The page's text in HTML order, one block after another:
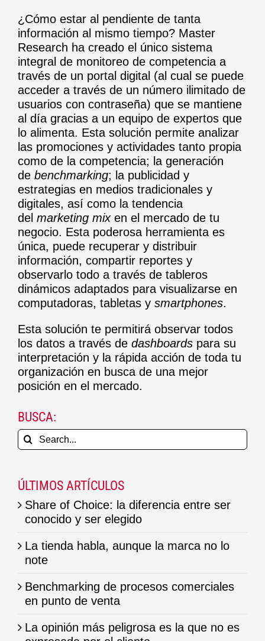
¿Cómo estar al pendiente de tanta
información al mismo tiempo? Master
Research ha creado el único sistema
integral de monitoreo de competencia a
través de un portal digital (al cual se puede
acceder a través de un número ilimitado de
usuarios con contraseña) que se mantiene
al día gracias a un equipo de expertos que
lo alimenta. Esta solución permite analizar
las promociones y actividades tanto propia
como de la competencia; la generación
de benchmarking; la publicidad y
estrategias en medios tradicionales y
digitales, así como la tendencia
del marketing mixen el mercado de tu
negocio. Esta poderosa herramienta es
única, puede recuperar y distribuir
información, compartir reportes y
observarlo todo a través de tableros
dinámicos adaptados para visualizarse en
computadoras, tabletas y smartphones.
Esta solución te permitirá observar todos
los datos a través de dashboards para su
interpretación y la rápida acción de toda tu
organización en busca de una mejor
posición en el mercado.
BUSCA:
Search
for:
ÚLTIMOS ARTÍCULOS
Share of Choice: la diferencia entre ser
conocido y ser elegido
La tienda habla, aunque la marca no lo
note
Benchmarking de procesos comerciales
en punto de venta
La opinión más peligrosa es la que no es